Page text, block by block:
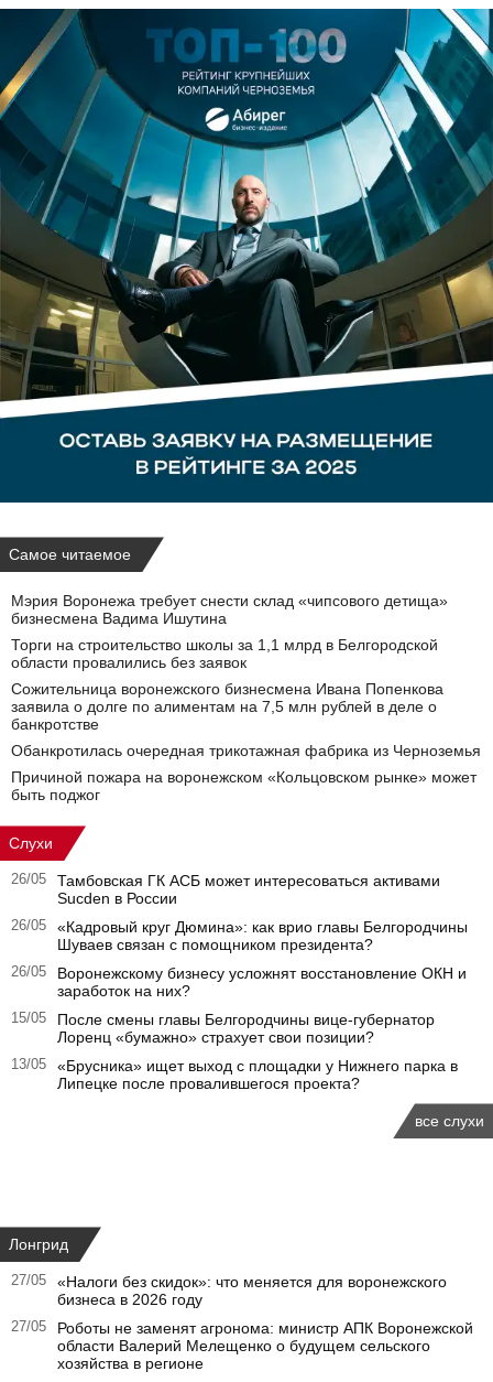
Самое читаемое
Мэрия Воронежа требует снести склад «чипсового детища»
бизнесмена Вадима Ишутина
Торги на строительство школы за 1,1 млрд в Белгородской
области провалились без заявок
Сожительница воронежского бизнесмена Ивана Попенкова
заявила о долге по алиментам на 7,5 млн рублей в деле о
банкротстве
Обанкротилась очередная трикотажная фабрика из Черноземья
Причиной пожара на воронежском «Кольцовском рынке» может
быть поджог
Слухи
26/05
Тамбовская ГК АСБ может интересоваться активами
Sucden в России
26/05
«Кадровый круг Дюмина»: как врио главы Белгородчины
Шуваев связан с помощником президента?
26/05
Воронежскому бизнесу усложнят восстановление ОКН и
заработок на них?
15/05
После смены главы Белгородчины вице-губернатор
Лоренц «бумажно» страхует свои позиции?
13/05
«Брусника» ищет выход с площадки у Нижнего парка в
Липецке после провалившегося проекта?
все слухи
Лонгрид
27/05
«Налоги без скидок»: что меняется для воронежского
бизнеса в 2026 году
27/05
Роботы не заменят агронома: министр АПК Воронежской
области Валерий Мелещенко о будущем сельского
хозяйства в регионе